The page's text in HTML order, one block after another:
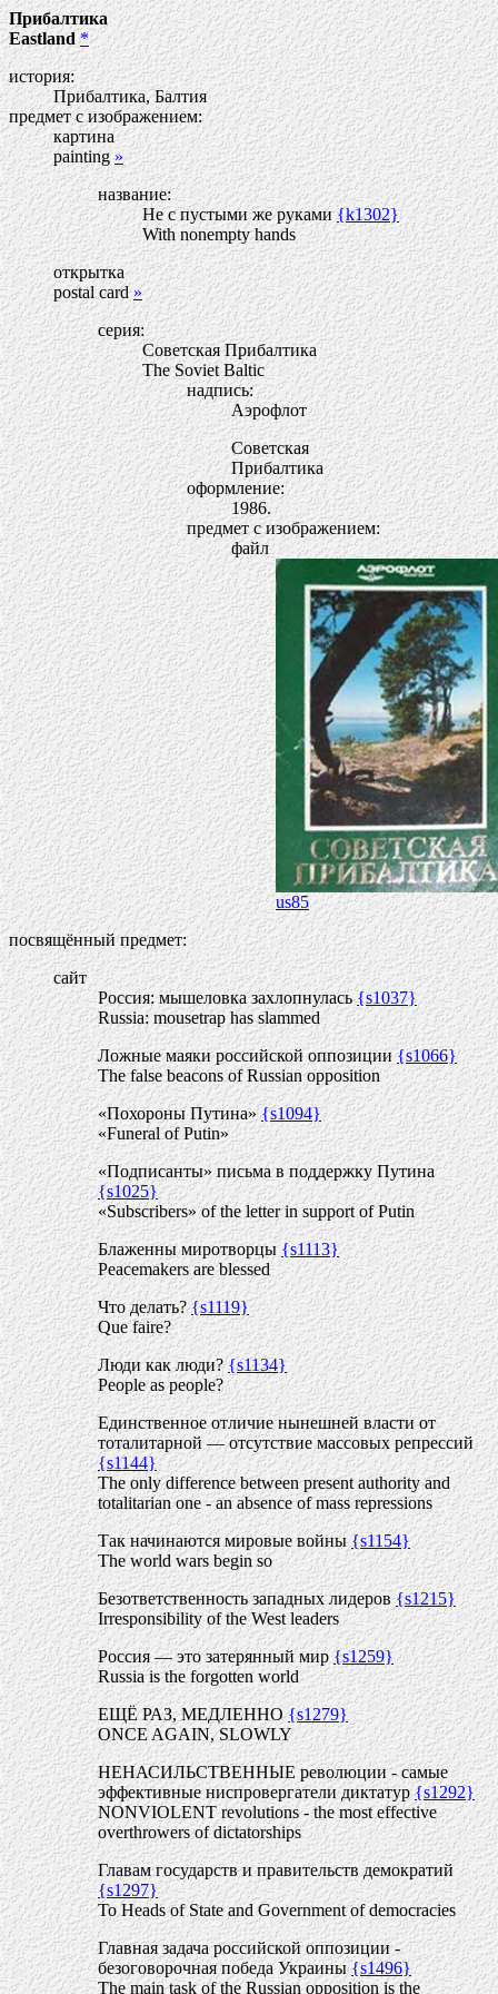
Прибалтика
Eastland *
история:
Прибалтика, Балтия
предмет с изображением:
картина
painting»
название:
Не с пустыми же руками{k1302}
With nonempty hands
открытка
postal card»
серия:
Советская Прибалтика
The Soviet Baltic
надпись:
Аэрофлот
Советская
Прибалтика
оформление:
1986.
предмет с изображением:
файл
us85
посвящённый предмет:
сайт
Россия: мышеловка захлопнулась{s1037}
Russia: mousetrap has slammed
Ложные маяки российской оппозиции{s1066}
The false beacons of Russian opposition
«Похороны Путина»{s1094}
«Funeral of Putin»
«Подписанты» письма в поддержку Путина
{s1025}
«Subscribers» of the letter in support of Putin
Блаженны миротворцы{s1113}
Peacemakers are blessed
Что делать?{s1119}
Que faire?
Люди как люди?{s1134}
People as people?
Единственное отличие нынешней власти от
тоталитарной — отсутствие массовых репрессий
{s1144}
The only difference between present authority and
totalitarian one - an absence of mass repressions
Так начинаются мировые войны{s1154}
The world wars begin so
Безответственность западных лидеров{s1215}
Irresponsibility of the West leaders
Россия — это затерянный мир {s1259}
Russia is the forgotten world
ЕЩЁ РАЗ, МЕДЛЕННО{s1279}
ONCE AGAIN, SLOWLY
НЕНАСИЛЬСТВЕННЫЕ революции - самые
эффективные ниспровергатели диктатур{s1292}
NONVIOLENT revolutions - the most effective
overthrowers of dictatorships
Главам государств и правительств демократий
{s1297}
To Heads of State and Government of democracies
Главная задача российской оппозиции -
безоговорочная победа Украины{s1496}
The main task of the Russian opposition is the